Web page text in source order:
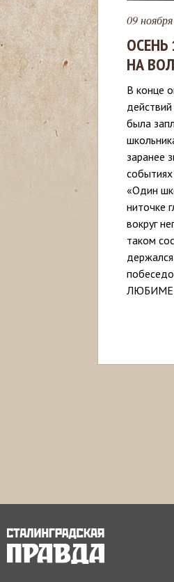
ь
09
ОСЕНЬ
НА
В конце
была
заранее
«Один
ниточке
вокруг
таком